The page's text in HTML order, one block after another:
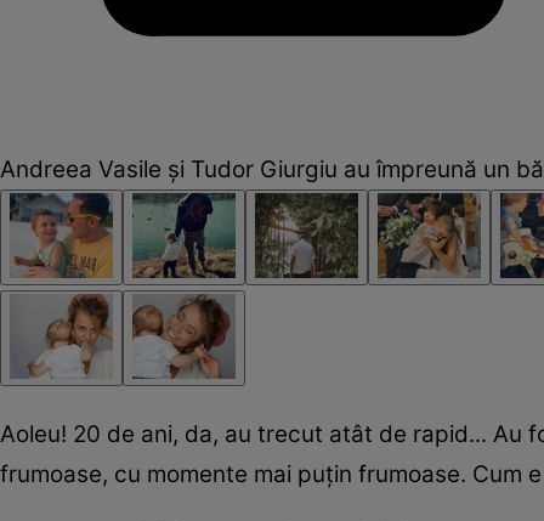
Andreea Vasile și Tudor Giurgiu au împreună un
Aoleu! 20 de ani, da, au trecut atât de rapid... Au
frumoase, cu momente mai puțin frumoase. Cum